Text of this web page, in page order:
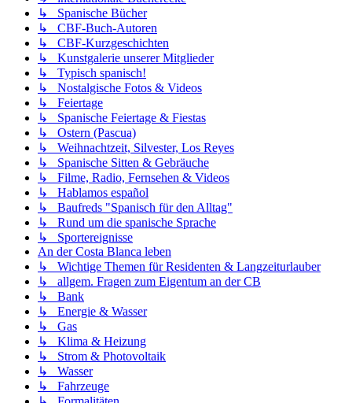
↳ Spanische Bücher
↳ CBF-Buch-Autoren
↳ CBF-Kurzgeschichten
↳ Kunstgalerie unserer Mitglieder
↳ Typisch spanisch!
↳ Nostalgische Fotos & Videos
↳ Feiertage
↳ Spanische Feiertage & Fiestas
↳ Ostern (Pascua)
↳ Weihnachtzeit, Silvester, Los Reyes
↳ Spanische Sitten & Gebräuche
↳ Filme, Radio, Fernsehen & Videos
↳ Hablamos español
↳ Baufreds "Spanisch für den Alltag"
↳ Rund um die spanische Sprache
↳ Sportereignisse
An der Costa Blanca leben
↳ Wichtige Themen für Residenten & Langzeiturlauber
↳ allgem. Fragen zum Eigentum an der CB
↳ Bank
↳ Energie & Wasser
↳ Gas
↳ Klima & Heizung
↳ Strom & Photovoltaik
↳ Wasser
↳ Fahrzeuge